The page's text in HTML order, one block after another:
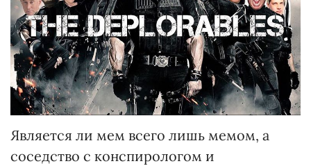
Является ли мем всего лишь мемом, а
соседство с конспирологом и